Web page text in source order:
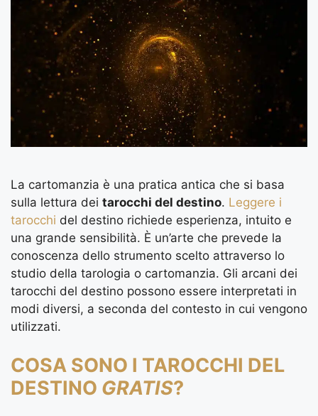
La cartomanzia è una pratica antica che si basa
sulla lettura dei tarocchi del destino. Leggere i
tarocchi del destino richiede esperienza, intuito e
una grande sensibilità. È un’arte che prevede la
conoscenza dello strumento scelto attraverso lo
studio della tarologia o cartomanzia. Gli arcani dei
tarocchi del destino possono essere interpretati in
modi diversi, a seconda del contesto in cui vengono
utilizzati.
COSA SONO I TAROCCHI DEL
DESTINO GRATIS?